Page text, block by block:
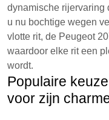
dynamische rijervaring
u nu bochtige wegen
vlotte rit, de Peugeot
waardoor elke rit een
wordt.
Populaire
voor zijn